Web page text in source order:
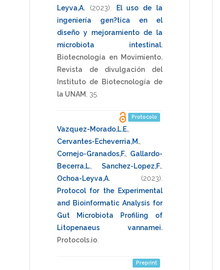
Leyva,A.
(2023)
El uso de la
ingeniería gen?tica en el
diseño y mejoramiento de la
microbiota intestinal.
Biotecnología en Movimiento.
Revista de divulgación del
Instituto de Biotecnología de
la UNAM 35
Protocolo
Vazquez-Morado,L.E.
Cervantes-Echeverria,M.
Cornejo-Granados,F.
Gallardo-
Becerra,L.
Sanchez-Lopez,F.
Ochoa-Leyva,A.
(2023)
Protocol for the Experimental
and Bioinformatic Analysis for
Gut Microbiota Profiling of
Litopenaeus vannamei.
Protocols.io
Preprint